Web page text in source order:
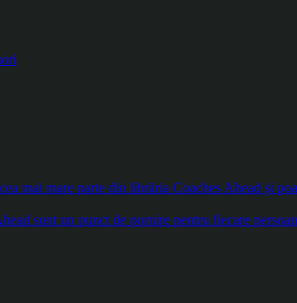
mai mare parte din librăria Coaches Ahead și
sunt un punct de pornire pentru fiecare